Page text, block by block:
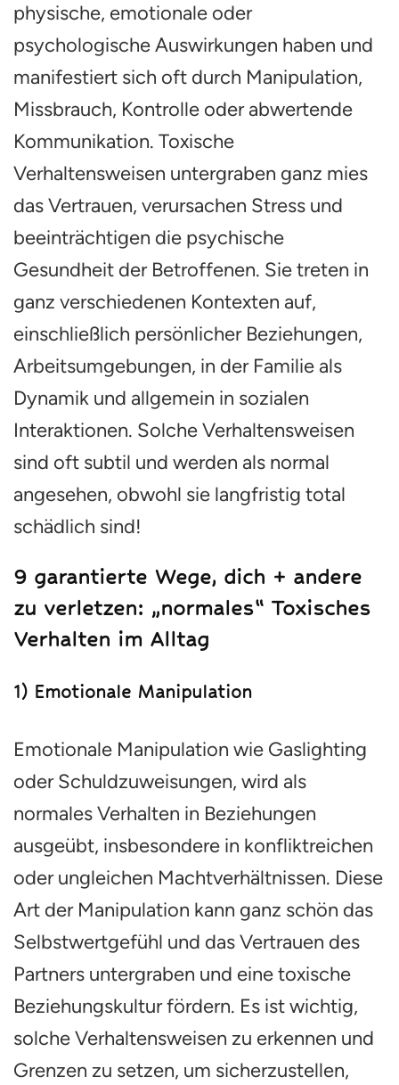
physische, emotionale oder
psychologische Auswirkungen haben und
manifestiert sich oft durch Manipulation,
Missbrauch, Kontrolle oder abwertende
Kommunikation. Toxische
Verhaltensweisen untergraben ganz mies
das Vertrauen, verursachen Stress und
beeinträchtigen die psychische
Gesundheit der Betroffenen. Sie treten in
ganz verschiedenen Kontexten auf,
einschließlich persönlicher Beziehungen,
Arbeitsumgebungen, in der Familie als
Dynamik und allgemein in sozialen
Interaktionen. Solche Verhaltensweisen
sind oft subtil und werden als normal
angesehen, obwohl sie langfristig total
schädlich sind!
9 garantierte Wege, dich + andere
zu verletzen: „normales“ Toxisches
Verhalten im Alltag
1) Emotionale Manipulation
Emotionale Manipulation wie Gaslighting
oder Schuldzuweisungen, wird als
normales Verhalten in Beziehungen
ausgeübt, insbesondere in konfliktreichen
oder ungleichen Machtverhältnissen. Diese
Art der Manipulation kann ganz schön das
Selbstwertgefühl und das Vertrauen des
Partners untergraben und eine toxische
Beziehungskultur fördern. Es ist wichtig,
solche Verhaltensweisen zu erkennen und
Grenzen zu setzen, um sicherzustellen,